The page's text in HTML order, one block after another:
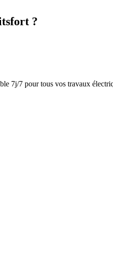
?
7j/7 pour tous vos travaux